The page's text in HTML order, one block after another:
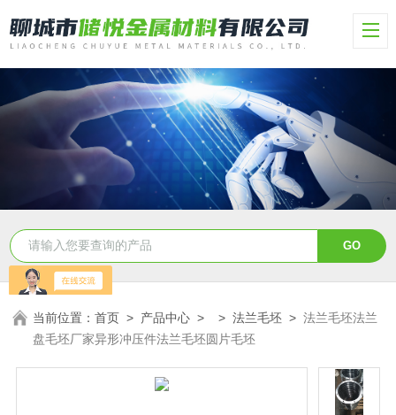
当前位置：首页 > 产品中心 > >法兰毛坯 >法兰毛坯法兰
盘毛坯厂家异形冲压件法兰毛坯圆片毛坯